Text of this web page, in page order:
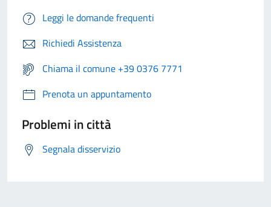
Leggi le domande frequenti
Richiedi Assistenza
Chiama il comune +39 0376 7771
Prenota un appuntamento
Problemi in città
Segnala disservizio